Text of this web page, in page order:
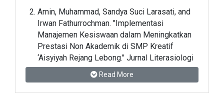
Amin, Muhammad, Sandya Suci Larasati, and
Irwan Fathurrochman. "Implementasi
Manajemen Kesiswaan dalam Meningkatkan
Prestasi Non Akademik di SMP Kreatif
‘Aisyiyah Rejang Lebong." Jurnal Literasiologi
1.1 (2018): 103-121.
Read More